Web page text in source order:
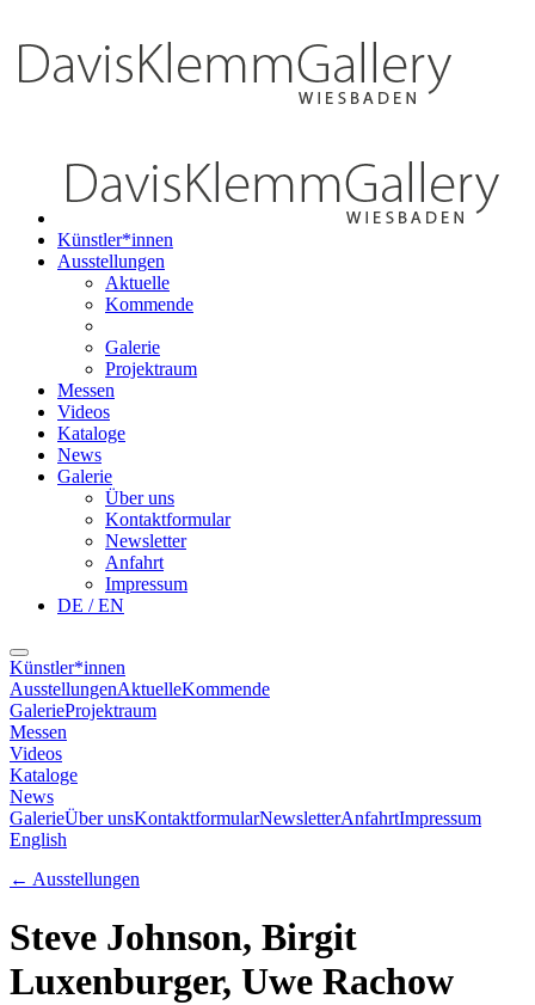
Künstler*innen
Ausstellungen
Aktuelle
Kommende
Galerie
Projektraum
Messen
Videos
Kataloge
News
Galerie
Über uns
Kontaktformular
Newsletter
Anfahrt
Impressum
DE / EN
Künstler*innen
AusstellungenAktuelleKommende
GalerieProjektraum
Messen
Videos
Kataloge
News
GalerieÜber unsKontaktformularNewsletterAnfahrtImpressum
English
← Ausstellungen
Steve Johnson, Birgit
Luxenburger, Uwe Rachow